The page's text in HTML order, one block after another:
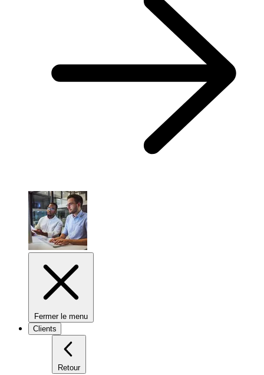
Fermer le menu
Clients
Retour